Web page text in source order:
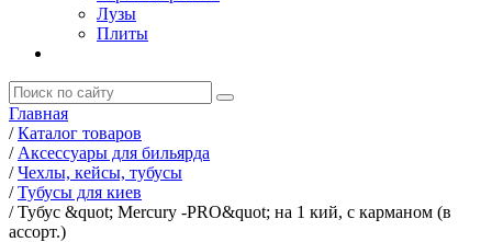
Лузы
Плиты
Главная
/ Каталог товаров
/ Аксессуары для бильярда
/ Чехлы, кейсы, тубусы
/ Тубусы для киев
/ Тубус &quot; Mercury -PRO&quot; на 1 кий, с карманом (в
ассорт.)